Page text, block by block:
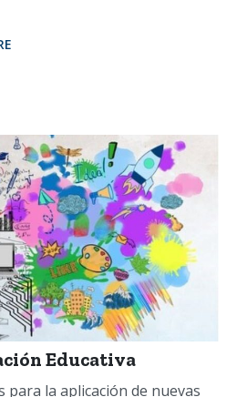
Educativa
la aplicación de nuevas